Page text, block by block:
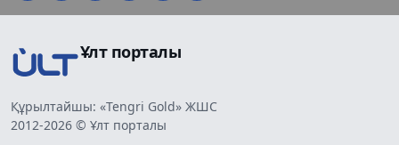
Ұлт порталы
Құрылтайшы: «Tengri Gold» ЖШС
2012-2026 © Ұлт порталы